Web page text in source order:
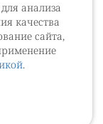
анализа
качества
сайта,
.